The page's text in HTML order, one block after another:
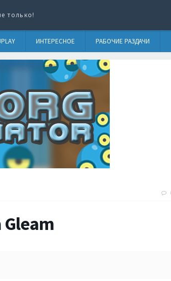
только!
ИНТЕРЕСНОЕ РАБОЧИЕ РАЗДАЧИ